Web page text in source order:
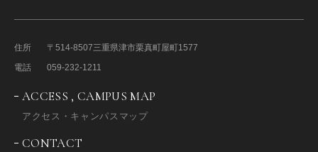
住所 〒514-8507三重県津市栗真町屋町1577
電話
059-232-1211
ACCESS , CAMPUS MAP
アクセス・キャンパスマップ
CONTACT